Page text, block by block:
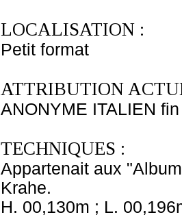
LOCALISATION :
Petit format
ATTRIBUTION
ANONYME ITALIEN
TECHNIQUES :
Appartenait aux
Krahe.
H. 00,130m ; L.